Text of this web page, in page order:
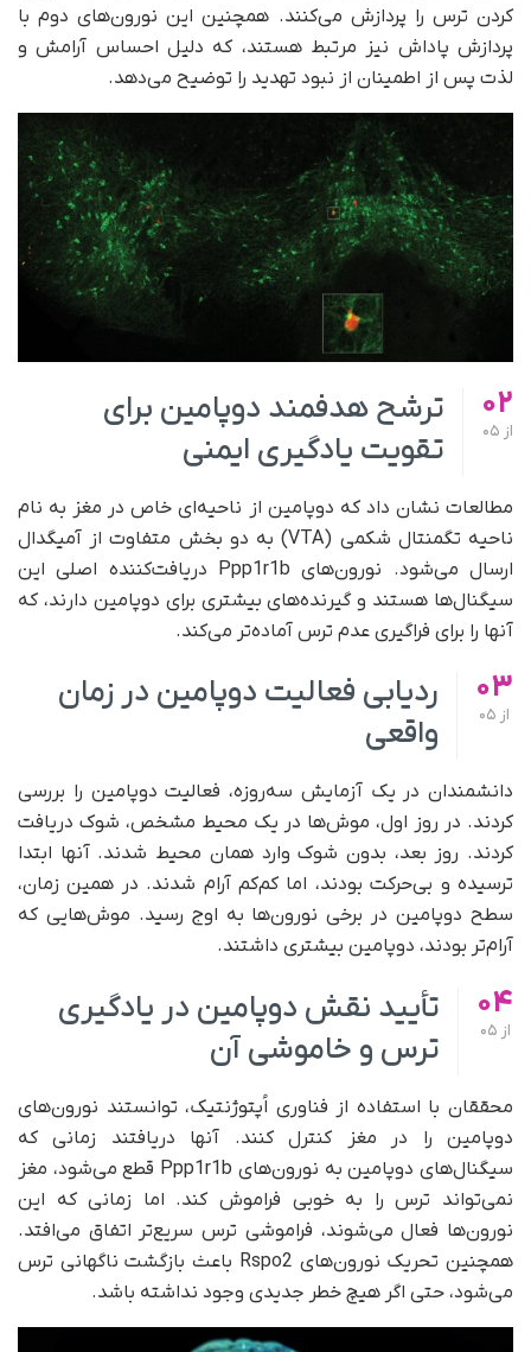
کردن ترس را پردازش می‌کنند. همچنین این نورون‌های دوم با
پردازش پاداش نیز مرتبط هستند، که دلیل احساس آرامش و
لذت پس از اطمینان از نبود تهدید را توضیح می‌دهد.
02
از
ترشح هدفمند دوپامین برای
تقویت یادگیری ایمنی
مطالعات نشان داد که دوپامین از ناحیه‌ای خاص در مغز به نام
ناحیه تگمنتال شکمی (VTA) به دو بخش متفاوت از آمیگدال
ارسال می‌شود. نورون‌های Ppp1r1b دریافت‌کننده اصلی این
سیگنال‌ها هستند و گیرنده‌های بیشتری برای دوپامین دارند، که
آنها را برای فراگیری عدم ترس آماده‌تر می‌کند.
03
از
ردیابی فعالیت دوپامین در زمان
واقعی
دانشمندان در یک آزمایش سه‌روزه، فعالیت دوپامین را بررسی
کردند. در روز اول، موش‌ها در یک محیط مشخص، شوک دریافت
کردند. روز بعد، بدون شوک وارد همان محیط شدند. آنها ابتدا
ترسیده و بی‌حرکت بودند، اما کم‌کم آرام شدند. در همین زمان،
سطح دوپامین در برخی نورون‌ها به اوج رسید. موش‌هایی که
آرام‌تر بودند، دوپامین بیشتری داشتند.
04
از
تأیید نقش دوپامین در یادگیری
ترس و خاموشی آن
محققان با استفاده از فناوری اُپتوژنتیک، توانستند نورون‌های
دوپامین را در مغز کنترل کنند. آنها دریافتند زمانی که
سیگنال‌های دوپامین به نورون‌های Ppp1r1b قطع می‌شود، مغز
نمی‌تواند ترس را به خوبی فراموش کند. اما زمانی که این
نورون‌ها فعال می‌شوند، فراموشی ترس سریع‌تر اتفاق می‌افتد.
همچنین تحریک نورون‌های Rspo2 باعث بازگشت ناگهانی ترس
می‌شود، حتی اگر هیچ خطر جدیدی وجود نداشته باشد.